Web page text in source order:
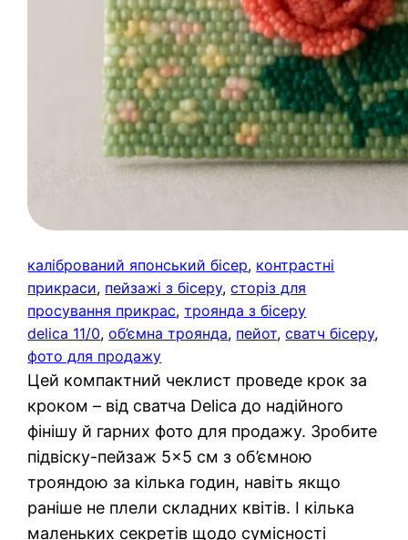
калібрований японський бісер, контрастні
прикраси, пейзажі з бісеру, сторіз для
просування прикрас, троянда з бісеру
delica 11/0, об’ємна троянда, пейот, сватч бісеру
фото для продажу
Цей компактний чеклист проведе крок за
кроком – від сватча Delica до надійного
фінішу й гарних фото для продажу. Зробите
підвіску-пейзаж 5×5 см з об’ємною
трояндою за кілька годин, навіть якщо
раніше не плели складних квітів. І кілька
маленьких секретів щодо сумісності